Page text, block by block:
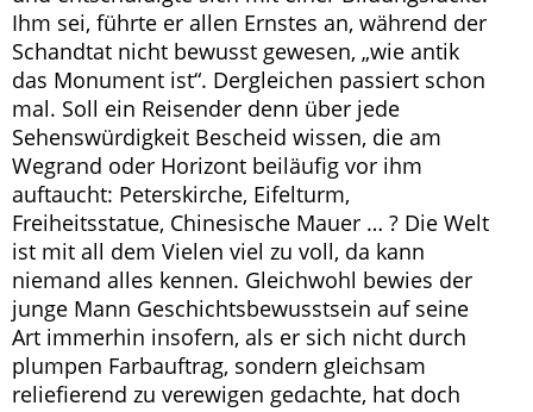
Ihm sei, führte er allen Ernstes an, während der
Schandtat nicht bewusst gewesen, „wie antik
das Monument ist“. Dergleichen passiert schon
mal. Soll ein Reisender denn über jede
Sehenswürdigkeit Bescheid wissen, die am
Wegrand oder Horizont beiläufig vor ihm
auftaucht: Peterskirche, Eifelturm,
Freiheitsstatue, Chinesische Mauer … ? Die Welt
ist mit all dem Vielen viel zu voll, da kann
niemand alles kennen. Gleichwohl bewies der
junge Mann Geschichtsbewusstsein auf seine
Art immerhin insofern, als er sich nicht durch
plumpen Farbauftrag, sondern gleichsam
reliefierend zu verewigen gedachte, hat doch